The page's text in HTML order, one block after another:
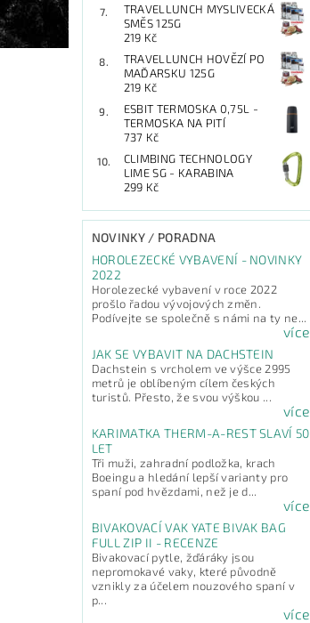
TRAVELLUNCH MYSLIVECKÁ
SMĚS 125G
219 Kč
TRAVELLUNCH HOVĚZÍ PO
MAĎARSKU 125G
219 Kč
ESBIT TERMOSKA 0,75L -
TERMOSKA NA PITÍ
737 Kč
CLIMBING TECHNOLOGY
LIME SG - KARABINA
299 Kč
NOVINKY / PORADNA
HOROLEZECKÉ VYBAVENÍ - NOVINKY
2022
Horolezecké vybavení v roce 2022
prošlo řadou vývojových změn.
Podívejte se společně s námi na ty ne...
více
JAK SE VYBAVIT NA DACHSTEIN
Dachstein s vrcholem ve výšce 2995
metrů je oblíbeným cílem českých
turistů. Přesto, že svou výškou ...
více
KARIMATKA THERM-A-REST SLAVÍ 50
LET
Tři muži, zahradní podložka, krach
Boeingu a hledání lepší varianty pro
spaní pod hvězdami, než je d...
více
BIVAKOVACÍ VAK YATE BIVAK BAG
FULL ZIP II - RECENZE
Bivakovací pytle, žďáráky jsou
nepromokavé vaky, které původně
vznikly za účelem nouzového spaní v
p...
více